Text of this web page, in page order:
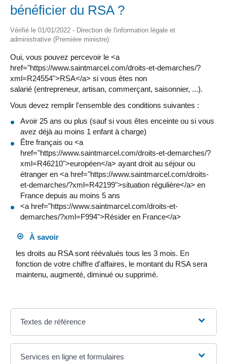
bénéficier du RSA ?
Vérifié le 01/01/2022 - Direction de l'information légale et
administrative (Première ministre)
Oui, vous pouvez percevoir le <a
href="https://www.saintmarcel.com/droits-et-demarches/?
xml=R24554">RSA</a> si vous êtes non
salarié (entrepreneur, artisan, commerçant, saisonnier, ...).
Vous devez remplir l'ensemble des conditions suivantes :
Avoir 25 ans ou plus (sauf si vous êtes enceinte ou si vous
avez déjà au moins 1 enfant à charge)
Être français ou <a
href="https://www.saintmarcel.com/droits-et-demarches/?
xml=R46210">européen</a> ayant droit au séjour ou
étranger en <a href="https://www.saintmarcel.com/droits-
et-demarches/?xml=R42199">situation régulière</a> en
France depuis au moins 5 ans
<a href="https://www.saintmarcel.com/droits-et-
demarches/?xml=F994">Résider en France</a>
À savoir
les droits au RSA sont réévalués tous les 3 mois. En
fonction de votre chiffre d'affaires, le montant du RSA sera
maintenu, augmenté, diminué ou supprimé.
Textes de référence
Services en ligne et formulaires